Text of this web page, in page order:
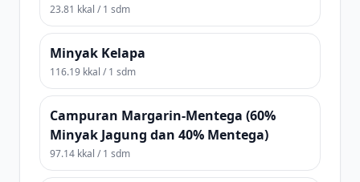
23.81 kkal / 1 sdm
Minyak Kelapa
116.19 kkal / 1 sdm
Campuran Margarin-Mentega (60%
Minyak Jagung dan 40% Mentega)
97.14 kkal / 1 sdm